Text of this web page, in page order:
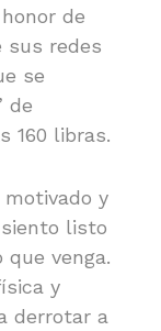
de
sus redes
se
de
160 libras.
motivado y
listo
venga.
y
derrotar a